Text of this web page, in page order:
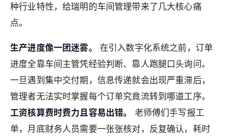
种行业特性，给瑞明的车间管理带来了几大核心痛
点。
生产进度像一团迷雾。
在引入数字化系统之前，订单
进度全靠车间主管凭经验判断、靠人跑腿口头询问。
一旦遇到集中交付期，信息传递就会出现严重滞后，
管理者无法实时掌握每个订单究竟流转到哪道工序。
工资核算费时费力且容易出错。
老师傅们手写报工
单，月底财务人员需要一张张核对，反复确认，耗时